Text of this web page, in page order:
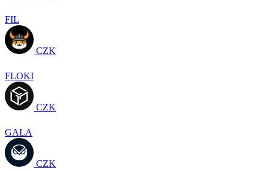
FIL
CZK
FLOKI
CZK
GALA
CZK